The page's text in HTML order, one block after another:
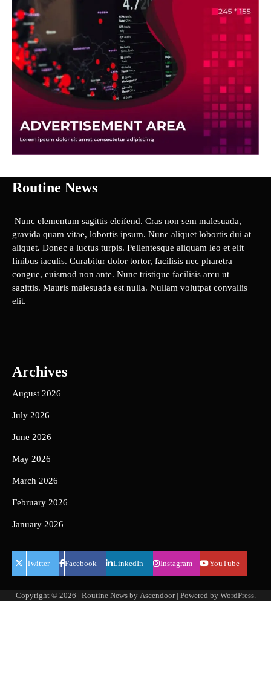
Routine News
Nunc elementum sagittis eleifend. Cras non sem malesuada,
gravida quam vitae, lobortis ipsum. Nunc aliquet lobortis dui at
aliquet. Donec a luctus turpis. Pellentesque aliquam leo et elit
finibus iaculis. Curabitur dolor tortor, facilisis nec pharetra
congue, euismod non ante. Nunc tristique facilisis arcu ut
sagittis. Mauris malesuada est nulla. Nullam volutpat convallis
elit.
Archives
August 2026
July 2026
June 2026
May 2026
March 2026
February 2026
January 2026
Twitter Facebook LinkedIn Instagram YouTube
Copyright © 2026 | Routine News by Ascendoor| Powered by WordPress.